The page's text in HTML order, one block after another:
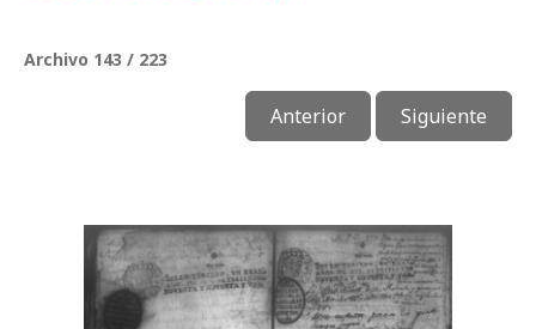
Archivo 143 / 223
Anterior Siguiente